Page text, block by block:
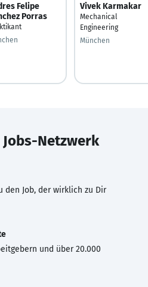
Felipe
Porras
Vivek Karmakar
Mechanical
Engineering
München
Jobs-Netzwerk
den Job, der wirklich zu Dir
und über 20.000